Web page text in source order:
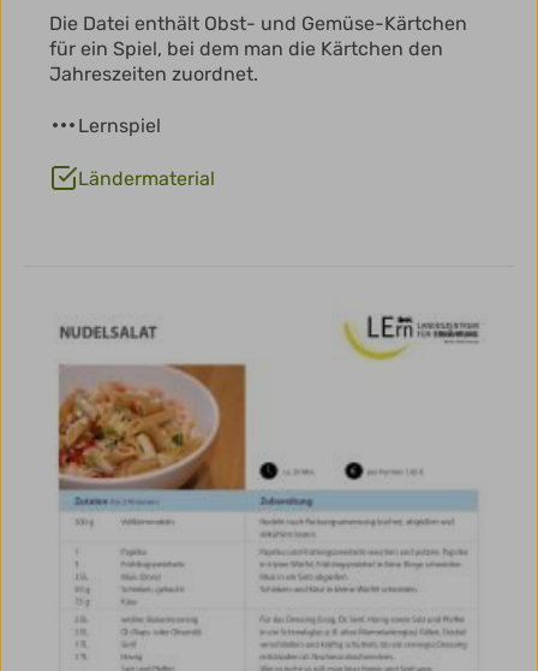
Die Datei enthält Obst- und Gemüse-Kärtchen
für ein Spiel, bei dem man die Kärtchen den
Jahreszeiten zuordnet.
Lernspiel
Ländermaterial